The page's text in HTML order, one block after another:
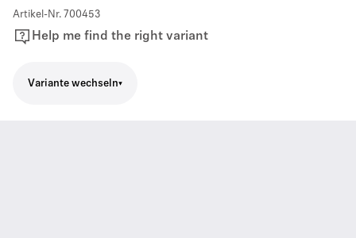
Artikel-Nr. 700453
Help me find the right variant
Variante wechseln